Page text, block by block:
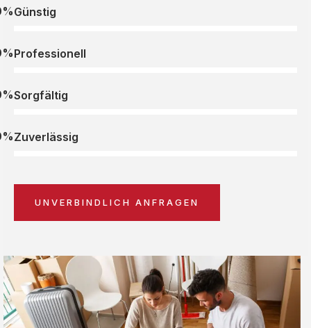
Günstig
Professionell
Sorgfältig
Zuverlässig
UNVERBINDLICH ANFRAGEN